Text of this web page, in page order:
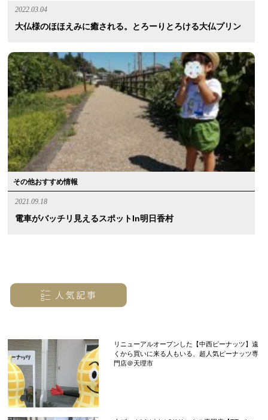
2022.03.04
大仏様のほほえみに癒される。とろーりとろける大仏プリン
その他おすすめ情報
2021.09.18
電車がバッチリ見えるスポットin明日香村
リニューアルオープンした【中西ピーナッツ】遠
くから買いに来る人もいる、超人気ピーナッツ専
門店＠天理市